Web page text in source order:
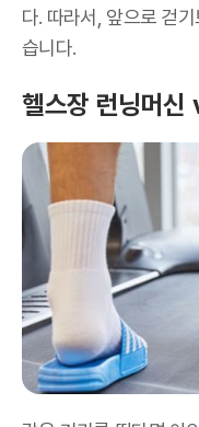
다. 따라서, 앞으로 걷
습니다.
헬스장 런닝머신